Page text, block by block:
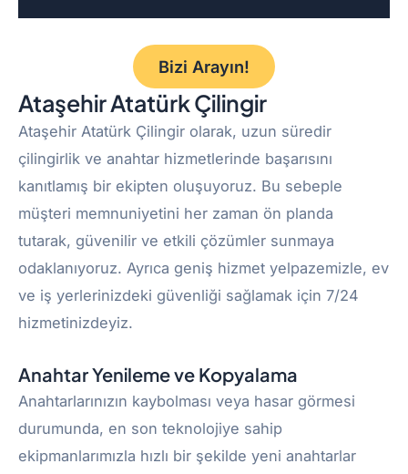
Bizi Arayın!
Ataşehir Atatürk Çilingir
Ataşehir Atatürk Çilingir olarak, uzun süredir
çilingirlik ve anahtar hizmetlerinde başarısını
kanıtlamış bir ekipten oluşuyoruz. Bu sebeple
müşteri memnuniyetini her zaman ön planda
tutarak, güvenilir ve etkili çözümler sunmaya
odaklanıyoruz. Ayrıca geniş hizmet yelpazemizle, ev
ve iş yerlerinizdeki güvenliği sağlamak için 7/24
hizmetinizdeyiz.
Anahtar Yenileme ve Kopyalama
Anahtarlarınızın kaybolması veya hasar görmesi
durumunda, en son teknolojiye sahip
ekipmanlarımızla hızlı bir şekilde yeni anahtarlar